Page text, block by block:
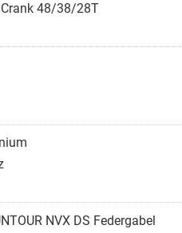
48/38/28T
NVX DS Federgabel